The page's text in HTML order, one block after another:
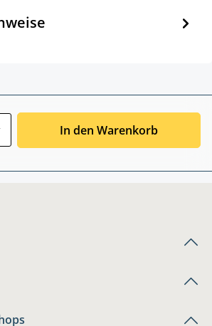
In den Warenkorb